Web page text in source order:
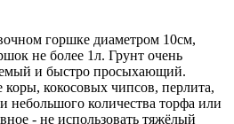
горшке диаметром 10см,
не более 1л. Грунт очень
и быстро просыхающий.
коры, кокосовых чипсов, перлита,
небольшого количества торфа или
- не использовать тяжёлый